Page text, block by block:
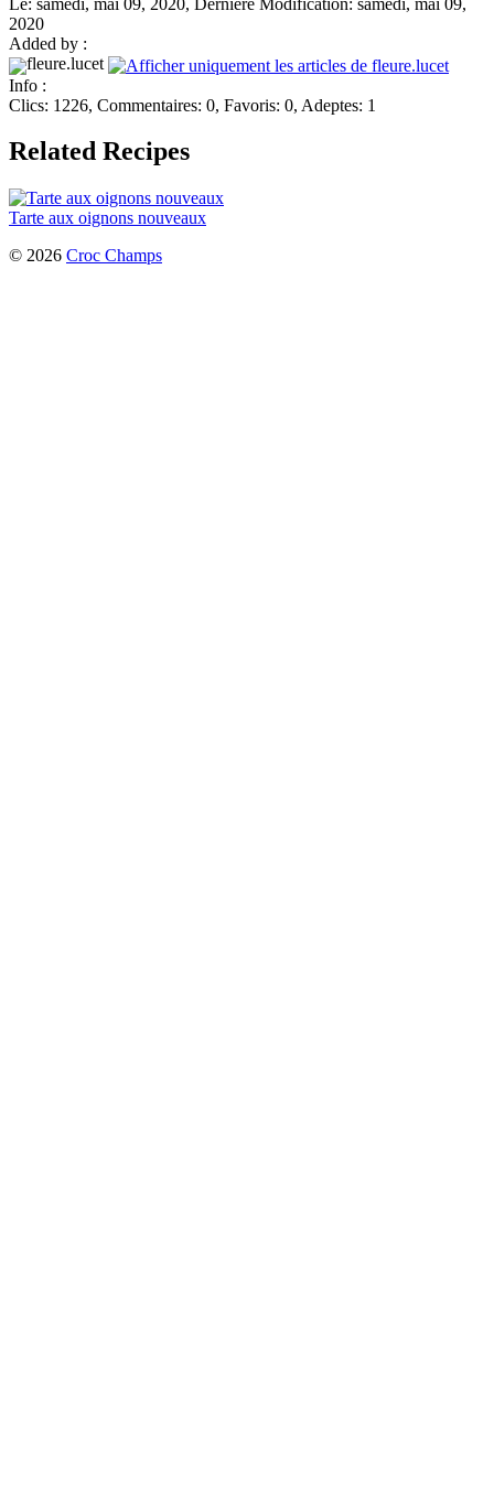
Le: samedi, mai 09, 2020, Dernière Modification: samedi, mai 09,
2020
Added by :
fleure.lucet
Info :
Clics: 1226, Commentaires: 0, Favoris: 0, Adeptes: 1
Related Recipes
Tarte aux oignons nouveaux
© 2026 Croc Champs